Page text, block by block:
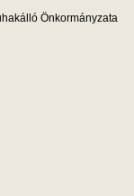
Önkormányzata